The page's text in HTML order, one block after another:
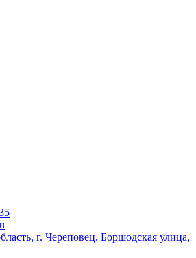
г. Череповец, Боршодская улица,